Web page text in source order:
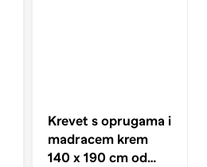
Krevet s oprugama i
madracem krem
140 x 190 cm od